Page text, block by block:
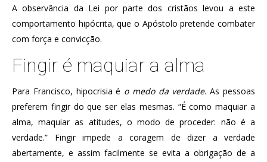
A observância da Lei por parte dos cristãos levou a este
comportamento hipócrita, que o Apóstolo pretende combater
com força e convicção.
Fingir é maquiar a alma
Para Francisco, hipocrisia é o medo da verdade. As pessoas
preferem fingir do que ser elas mesmas. “É como maquiar a
alma, maquiar as atitudes, o modo de proceder: não é a
verdade.” Fingir impede a coragem de dizer a verdade
abertamente, e assim facilmente se evita a obrigação de a